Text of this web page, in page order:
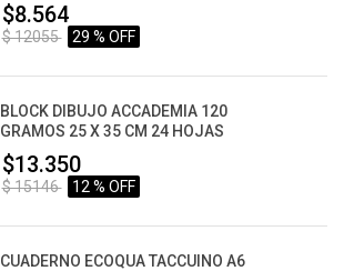
$8.564
$ 12055 29 % OFF
BLOCK DIBUJO ACCADEMIA 120
GRAMOS 25 X 35 CM 24 HOJAS
$13.350
$ 15146 12 % OFF
CUADERNO ECOQUA TACCUINO A6